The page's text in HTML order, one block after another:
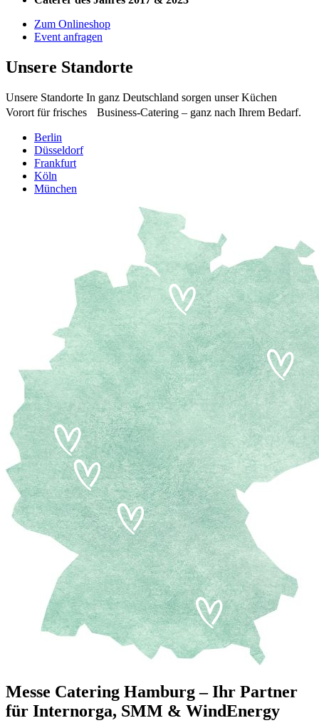
Zum Onlineshop
Event anfragen
Unsere Standorte
Unsere Standorte In ganz Deutschland sorgen unser Küchen
Vorort für frisches Business-Catering – ganz nach Ihrem Bedarf.
Berlin
Düsseldorf
Frankfurt
Köln
München
Messe Catering Hamburg – Ihr Partner
für Internorga, SMM & WindEnergy